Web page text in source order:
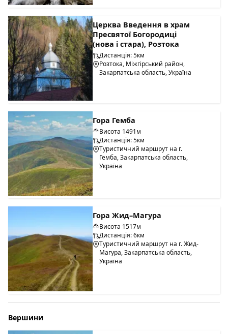
Церква Введення в храм
Пресвятої Богородиці
(нова і стара), Розтока
Дистанція: 5км
Розтока, Міжгірський район,
Закарпатська область, Україна
Гора Гемба
Висота 1491м
Дистанція: 5км
Туристичний маршрут на г.
Гемба, Закарпатська область,
Україна
Гора Жид–Магура
Висота 1517м
Дистанція: 6км
Туристичний маршрут на г. Жид-
Магура, Закарпатська область,
Україна
Вершини